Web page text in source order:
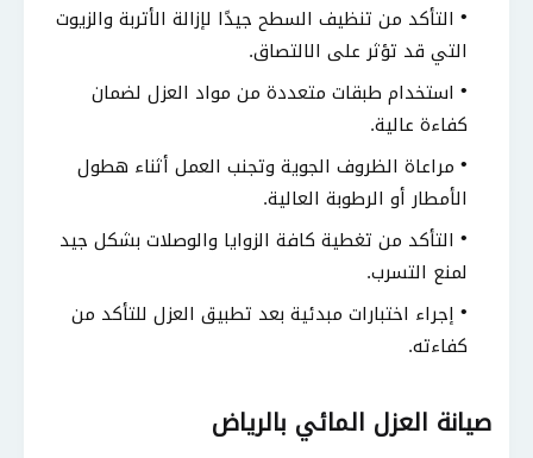
التأكد من تنظيف السطح جيدًا لإزالة الأتربة والزيوت
التي قد تؤثر على الالتصاق.
استخدام طبقات متعددة من مواد العزل لضمان
كفاءة عالية.
مراعاة الظروف الجوية وتجنب العمل أثناء هطول
الأمطار أو الرطوبة العالية.
التأكد من تغطية كافة الزوايا والوصلات بشكل جيد
لمنع التسرب.
إجراء اختبارات مبدئية بعد تطبيق العزل للتأكد من
كفاءته.
صيانة العزل المائي بالرياض